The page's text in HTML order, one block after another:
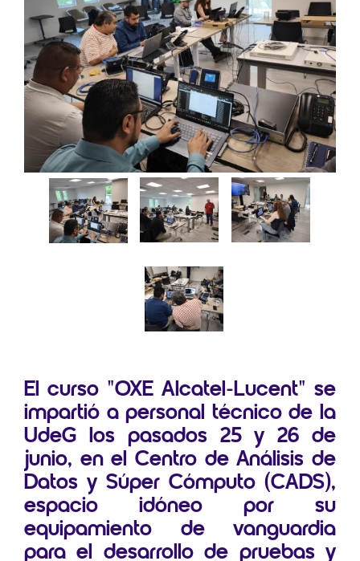
El curso "OXE Alcatel-Lucent" se
impartió a personal técnico de la
UdeG los pasados 25 y 26 de
junio, en el Centro de Análisis de
Datos y Súper Cómputo (CADS),
espacio idóneo por su
equipamiento de vanguardia
para el desarrollo de pruebas y